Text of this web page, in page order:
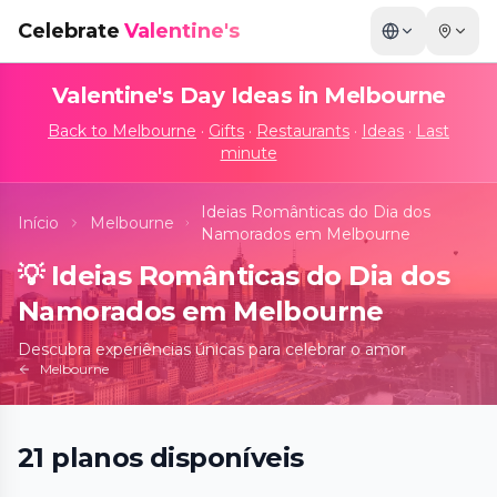
Celebrate Valentine's
Valentine's Day Ideas in Melbourne
Back to Melbourne · Gifts · Restaurants · Ideas · Last
minute
Início Melbourne
Ideias Românticas do Dia dos
Namorados em Melbourne
💡 Ideias Românticas do Dia dos
Namorados em Melbourne
Descubra experiências únicas para celebrar o amor
Melbourne
21 planos disponíveis
Titanic: A Voyage Through Time